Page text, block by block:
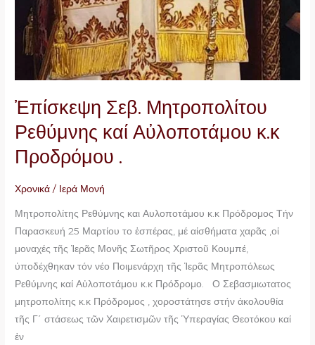
Ἐπίσκεψη Σεβ. Μητροπολίτου
Ρεθύμνης καί Αὐλοποτάμου κ.κ
Προδρόμου .
Χρονικά / Ιερά Μονή
Μητροπολίτης Ρεθύμνης και Αυλοποτάμου κ.κ Πρόδρομος Τήν
Παρασκευή 25 Μαρτίου το ἑσπέρας, μέ αἰσθήματα χαρᾶς ,οἱ
μοναχές τῆς Ἱερᾶς Μονῆς Σωτῆρος Χριστοῦ Κουμπέ,
ὑποδέχθηκαν τόν νέο Ποιμενάρχη τῆς Ἱερᾶς Μητροπόλεως
Ρεθύμνης καί Αὐλοποτάμου κ.κ Πρόδρομο. Ο Σεβασμιωτατος
μητροπολίτης κ.κ Πρόδρομος , χοροστάτησε στήν ἀκολουθία
τῆς Γ΄ στάσεως τῶν Χαιρετισμῶν τῆς Ὑπεραγίας Θεοτόκου καί
ἐν